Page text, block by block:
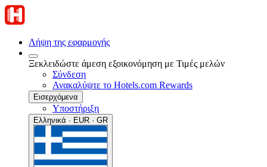
Λήψη της εφαρμογής
Ξεκλειδώστε άμεση εξοικονόμηση με Τιμές μελών
Σύνδεση
Ανακαλύψτε το Hotels.com Rewards
Εισερχόμενα
Υποστήριξη
Ελληνικά · EUR · GR